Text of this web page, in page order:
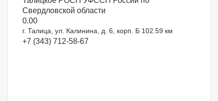
Свердловской области
0.00
г. Талица, ул. Калинина, д. 6, корп. Б 102.59 км
+7 (343) 712-58-67